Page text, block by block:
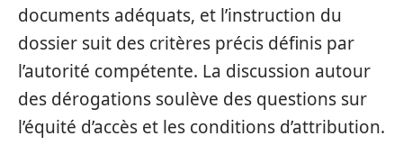
documents adéquats, et l’instruction du
dossier suit des critères précis définis par
l’autorité compétente. La discussion autour
des dérogations soulève des questions sur
l’équité d’accès et les conditions d’attribution.